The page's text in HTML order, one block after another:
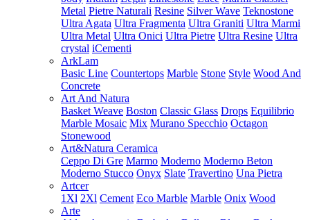
Metal Pietre Naturali Resine Silver Wave Teknostone
Ultra Agata Ultra Fragmenta Ultra Graniti Ultra Marmi
Ultra Metal Ultra Onici Ultra Pietre Ultra Resine Ultra
crystal iCementi
ArkLam
Basic Line Countertops Marble Stone Style Wood And
Concrete
Art And Natura
Basket Weave Boston Classic Glass Drops Equilibrio
Marble Mosaic Mix Murano Specchio Octagon
Stonewood
Art&Natura Ceramica
Ceppo Di Gre Marmo Moderno Moderno Beton
Moderno Stucco Onyx Slate Travertino Una Pietra
Artcer
1Xl 2Xl Cement Eco Marble Marble Onix Wood
Arte